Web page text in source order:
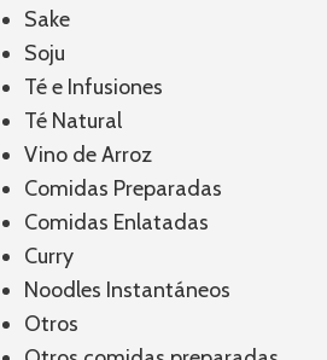
Sake
Soju
Té e Infusiones
Té Natural
Vino de Arroz
Comidas Preparadas
Comidas Enlatadas
Curry
Noodles Instantáneos
Otros